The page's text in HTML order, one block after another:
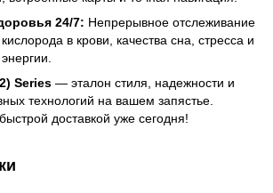
24/7: Непрерывное отслеживание
в крови, качества сна, стресса и
Series — эталон стиля, надежности и
технологий на вашем запястье.
доставкой уже сегодня!